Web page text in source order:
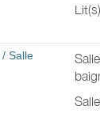
/ Salle